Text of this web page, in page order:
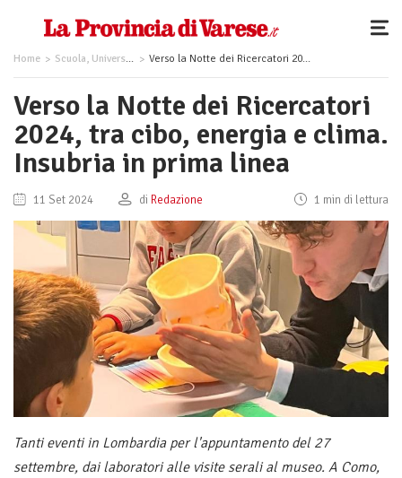
Home Scuola, Università, Formazione Verso la Notte dei Ricercatori 2024, tra cibo, energia e clima. Insubria in prima linea
Verso la Notte dei Ricercatori
2024, tra cibo, energia e clima.
Insubria in prima linea
11 Set 2024 di Redazione 1 min di lettura
Tanti eventi in Lombardia per l'appuntamento del 27
settembre, dai laboratori alle visite serali al museo. A Como,